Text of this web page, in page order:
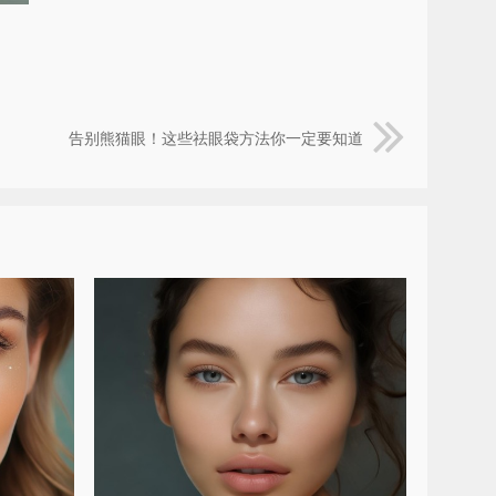
告别熊猫眼！这些祛眼袋方法你一定要知道